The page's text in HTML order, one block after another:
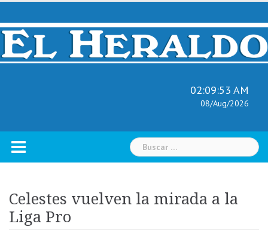
Skip
content
02:09:54 AM
08/Aug/2026
Buscar:
Celestes vuelven la mirada a la
Liga Pro